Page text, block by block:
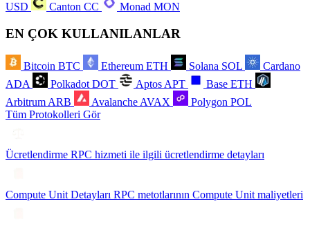
USD
Canton CC Monad MON
EN ÇOK KULLANILANLAR
Bitcoin BTC Ethereum ETH Solana SOL
Cardano
ADA
Polkadot DOT Aptos APT Base ETH
Arbitrum ARB Avalanche AVAX Polygon POL
Tüm Protokolleri Gör
Ücretlendirme RPC hizmeti ile ilgili ücretlendirme detayları
Compute Unit Detayları RPC metotlarının Compute Unit maliyetleri